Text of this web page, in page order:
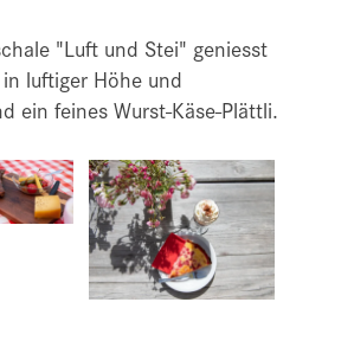
"Luft und Stei" geniesst
luftiger Höhe und
ein feines Wurst-Käse-Plättli.